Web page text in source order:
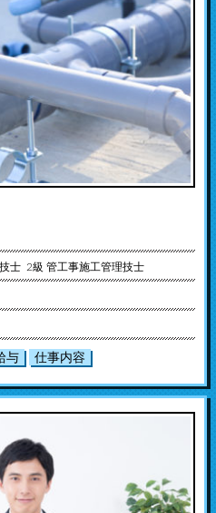
士 2級 管工事施工管理技士
与 仕事内容